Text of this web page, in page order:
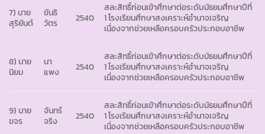
7) นาย
สุริยันต์
ขันธิ
วัตร
2540
สละสิทธิ์ก่อนเข้าศึกษาต่อระดับมัธยมศึกษาปีที่
1 โรงเรียนศึกษาสงเคราะห์อำนาจเจริญ
เนื่องจากช่วยเหลือครอบครัวประกอบอาชีพ
8) นาย
นิยม
นา
แพง
2540
สละสิทธิ์ก่อนเข้าศึกษาต่อระดับมัธยมศึกษาปีที่
1 โรงเรียนศึกษาสงเคราะห์อำนาจเจริญ
เนื่องจากช่วยเหลือครอบครัวประกอบอาชีพ
9) นาย
ขจร
จันทร์
จริง
2540
สละสิทธิ์ก่อนเข้าศึกษาต่อระดับมัธยมศึกษาปีที่
1 โรงเรียนศึกษาสงเคราะห์อำนาจเจริญ
เนื่องจากช่วยเหลือครอบครัวประกอบอาชีพ